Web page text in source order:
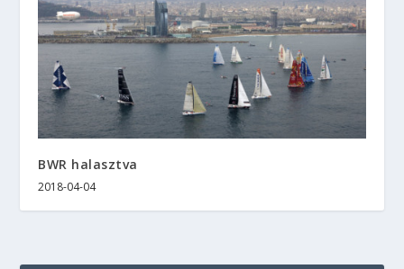
BWR halasztva
2018-04-04